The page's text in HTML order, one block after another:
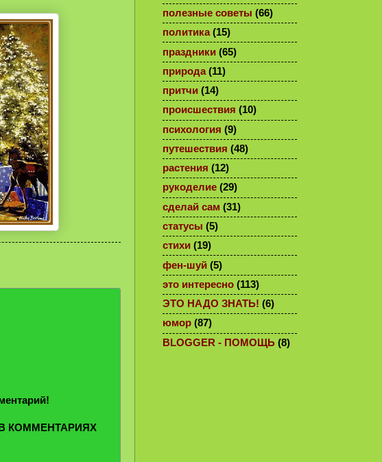
КОММЕНТАРИЯХ
полезные советы (66)
политика (15)
праздники (65)
природа (11)
притчи (14)
происшествия (10)
психология (9)
путешествия (48)
растения (12)
рукоделие (29)
сделай сам (31)
статусы (5)
стихи (19)
фен-шуй (5)
это интересно (113)
ЭТО НАДО ЗНАТЬ! (6)
юмор (87)
BLOGGER - ПОМОЩЬ (8)